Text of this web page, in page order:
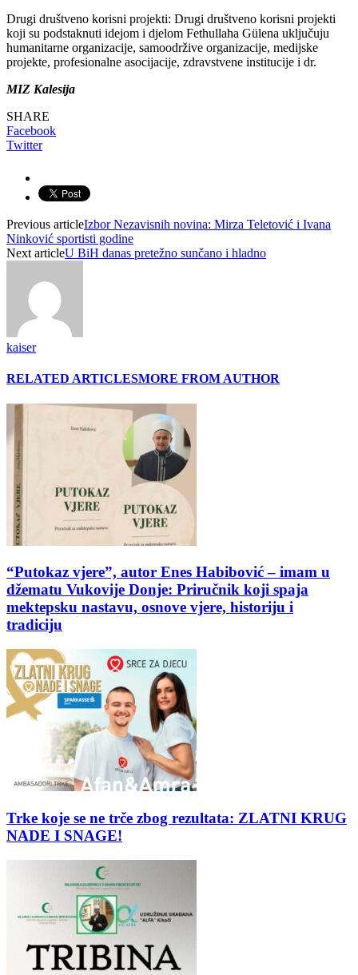
Drugi društveno korisni projekti: Drugi društveno korisni projekti
koji su podstaknuti idejom i djelom Fethullaha Gülena uključuju
humanitarne organizacije, samoodržive organizacije, medijske
projekte, profesionalne asocijacije, zdravstvene institucije i dr.
MIZ Kalesija
SHARE
Facebook
Twitter
Previous articleIzbor Nezavisnih novina: Mirza Teletović i Ivana
Ninković sportisti godine
Next articleU BiH danas pretežno sunčano i hladno
kaiser
RELATED ARTICLESMORE FROM AUTHOR
“Putokaz vjere”, autor Enes Habibović – imam u
džematu Vukovije Donje: Priručnik koji spaja
mektepsku nastavu, osnove vjere, historiju i
tradiciju
Trke koje se ne trče zbog rezultata: ZLATNI KRUG
NADE I SNAGE!